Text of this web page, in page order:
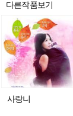
다른작품보기
사랑니